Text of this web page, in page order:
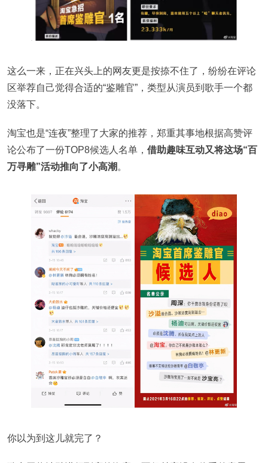
这么一来，正在兴头上的网友更是按捺不住了，纷纷在评论
区举荐自己觉得合适的“鉴雕官”，类型从演员到歌手一个都
没落下。
淘宝也是“连夜”整理了大家的推荐，郑重其事地根据高赞评
论公布了一份TOP8候选人名单， 借助趣味互动又将这场“百
万寻雕”活动推向了小高潮 。
你以为到这儿就完了？